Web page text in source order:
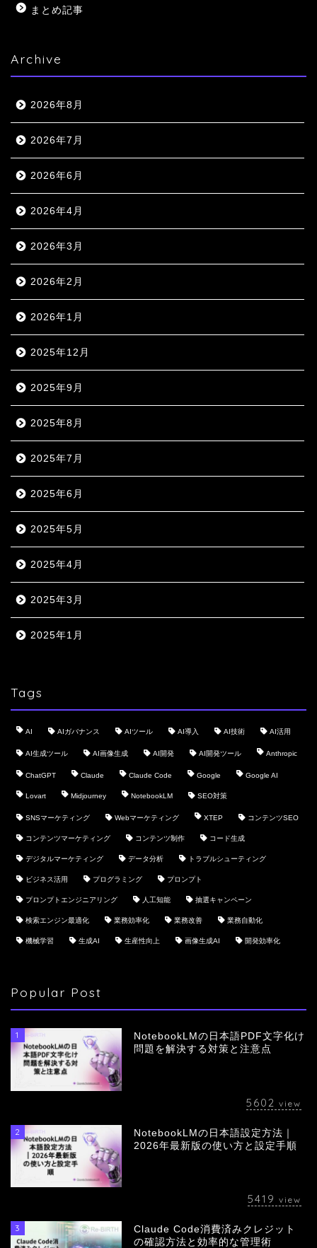
まとめ記事
Archive
2026年8月
2026年7月
2026年6月
2026年4月
2026年3月
2026年2月
2026年1月
2025年12月
2025年9月
2025年8月
2025年7月
2025年6月
2025年5月
2025年4月
2025年3月
2025年1月
Tags
AI AIガバナンス AIツール AI導入 AI技術 AI活用
AI生成ツール AI画像生成 AI開発 AI開発ツール Anthropic
ChatGPT Claude Claude Code Google Google AI
Lovart Midjourney NotebookLM SEO対策
SNSマーケティング Webマーケティング XTEP コンテンツSEO
コンテンツマーケティング コンテンツ制作 コード生成
デジタルマーケティング データ分析 トラブルシューティング
ビジネス活用 プログラミング プロンプト
プロンプトエンジニアリング 人工知能 抽選キャンペーン
検索エンジン最適化 業務効率化 業務改善 業務自動化
機械学習 生成AI 生産性向上 画像生成AI 開発効率化
Popular Post
1
NotebookLMの日本語PDF文字化け
問題を解決する対策と注意点
5602 view
2
NotebookLMの日本語設定方法｜
2026年最新版の使い方と設定手順
5419 view
3
Claude Code消費済みクレジット
の確認方法と効率的な管理術
会社概要
採用情報